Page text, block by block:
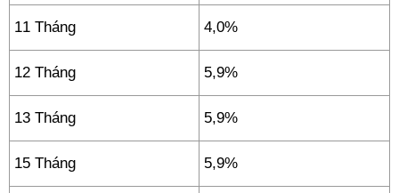
11 Tháng 4,0%
12 Tháng 5,9%
13 Tháng 5,9%
15 Tháng 5,9%